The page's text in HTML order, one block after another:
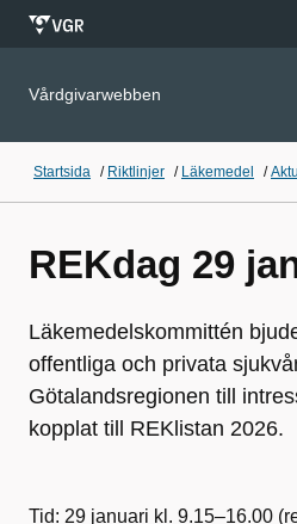
Vårdgivarwebben
Startsida / Riktlinjer / Läkemedel /
REKdag 29
Läkemedelskommittén
offentliga och privata
Götalandsregionen till
kopplat till REKlistan 2026.
Tid: 29 januari kl. 9.15–16.00